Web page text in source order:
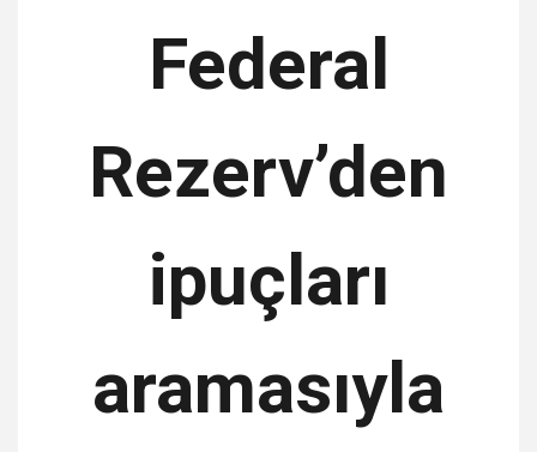
Federal
Rezerv’den
ipuçları
aramasıyla